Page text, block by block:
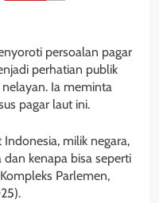
persoalan pagar
perhatian publik
Ia meminta
pagar laut ini.
milik negara,
dan kenapa bisa seperti
Parlemen,